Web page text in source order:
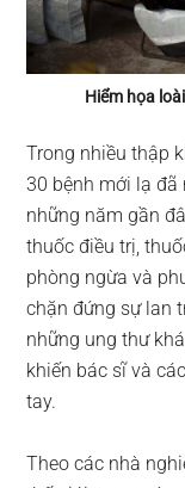
Hiểm họa
Trong nhiều thập
30 bệnh mới lạ đã
những năm gần
thuốc điều trị,
phòng ngừa và
chặn đứng sự lan
những ung thư
khiến bác sĩ và
tay.
Theo các nhà